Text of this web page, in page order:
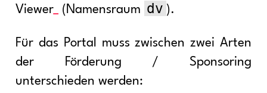
Viewer (Namensraum dv ).
Für das Portal muss zwischen zwei Arten
der Förderung / Sponsoring
unterschieden werden: